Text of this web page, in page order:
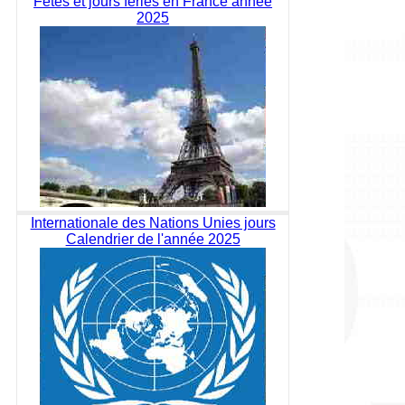
2025
Internationale des Nations Unies jours
Calendrier de l'année 2025